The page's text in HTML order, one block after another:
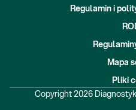
Regulamin i
Mapa
Pliki
Copyright 2026